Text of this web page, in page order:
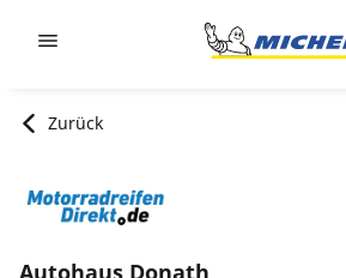
Zurück
Autohaus Donath